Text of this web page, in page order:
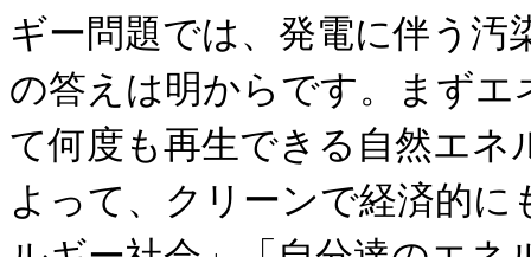
ギー問題では、発電に伴う
の答えは明からです。まず
て何度も再生できる自然エ
よって、クリーンで経済的